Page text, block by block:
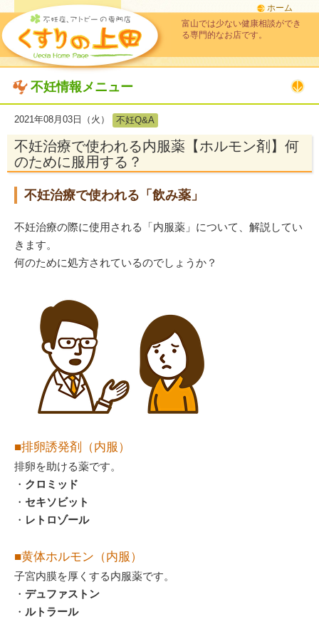
ホーム
富山では少ない健康相談ができ
る専門的なお店です。
不妊情報メニュー
2021年08月03日（火） 不妊Q&A
不妊治療で使われる内服薬【ホルモン剤】何
のために服用する？
不妊治療で使われる「飲み薬」
不妊治療の際に使用される「内服薬」について、解説してい
きます。
何のために処方されているのでしょうか？
■排卵誘発剤（内服）
排卵を助ける薬です。
・ クロミッド
・ セキソビット
・ レトロゾール
■黄体ホルモン（内服）
子宮内膜を厚くする内服薬です。
・ デュファストン
・ ルトラール